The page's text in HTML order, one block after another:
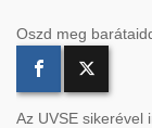
Oszd meg
Az UVSE sikerével